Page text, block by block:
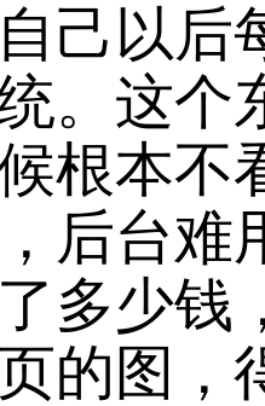
己以后
。这个
根本不
后台难
多少钱
的图，